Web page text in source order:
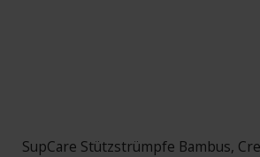
SupCare Stützstrümpfe Bambus,